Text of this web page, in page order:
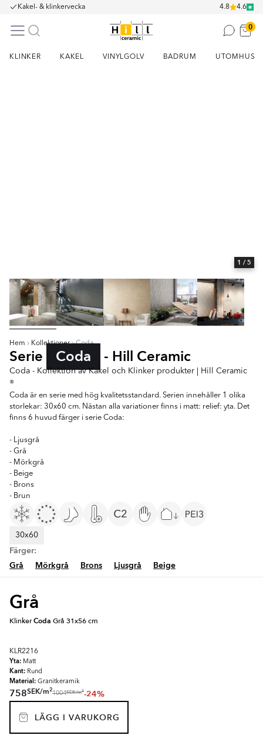
Kakel- & klinkervecka 4.8 4.6
0
KLINKER KAKEL VINYLGOLV BADRUM UTOMHUS
Hem Kollektioner Coda
Serie Coda - Hill Ceramic
Coda - Kollektion av Kakel och Klinker produkter | Hill Ceramic
®
Coda är en serie med hög kvalitetsstandard. Serien innehåller 1 olika
storlekar: 30x60 cm. Nästan alla variationer finns i matt: relief: yta. Det
finns 6 huvud färger i serie Coda:
- Ljusgrå
- Grå
- Mörkgrå
- Beige
- Brons
- Brun
30x60
Färger:
Grå
Mörkgrå Brons Ljusgrå Beige
1 / 5
Grå
KlinkerCoda Grå 31x56 cm
KLR2216
Yta: Matt
Kant: Rund
Material: Granitkeramik
758SEK/m2
1004SEK/m2-24%
LÄGG I VARUKORG